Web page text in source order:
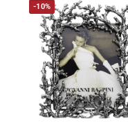
-10%